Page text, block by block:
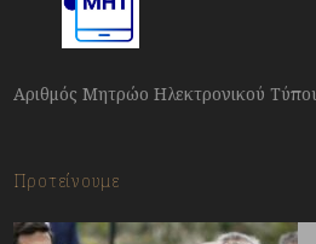
Αριθμός Μητρώο Ηλεκτρονικού
Προτείνουμε